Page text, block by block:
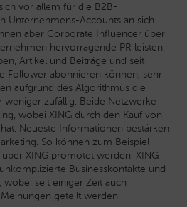
vor allem für die B2B-
Unternehmens-Accounts an sich
aber Corporate Influencer über
hervorragende PR leisten.
Artikel und Beiträge und seit
Follower abonnieren können, sehr
aufgrund des Algorithmus die
zufällig. Beide Netzwerke
wobei XING durch den Kauf von
Neueste Informationen bestärken
So können zum Beispiel
XING promotet werden. XING
Businesskontakte und
wobei seit einiger Zeit auch
geteilt werden.